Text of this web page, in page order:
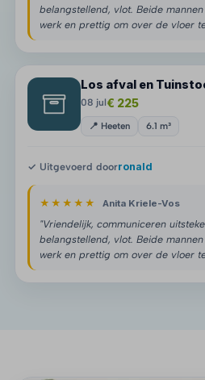
belangstellend, vlot. Beide
werk en prettig om over de vloer
Los afval en
08 jul€ 225
📍 Heeten 6.1 m³
✓ Uitgevoerd doorronald
★★★★★ Anita Kriele-Vos
"Vriendelijk, communiceren
belangstellend, vlot. Beide
werk en prettig om over de vloer